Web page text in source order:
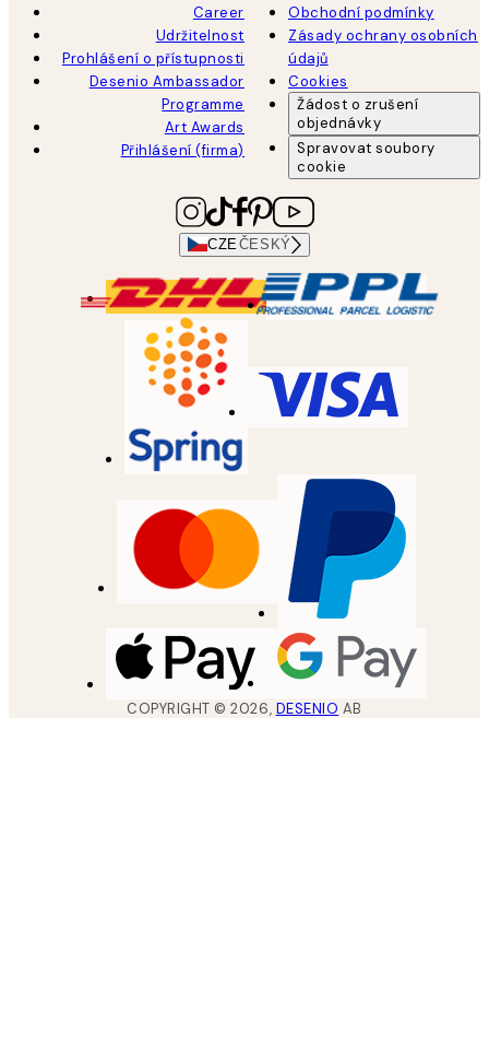
Career
Udržitelnost
Prohlášení o přístupnosti
Desenio Ambassador
Programme
Art Awards
Přihlášení (firma)
Obchodní podmínky
Zásady ochrany osobních
údajů
Cookies
Žádost o zrušení
objednávky
Spravovat soubory
cookie
CZEČESKÝ
COPYRIGHT ©2026, DESENIO AB